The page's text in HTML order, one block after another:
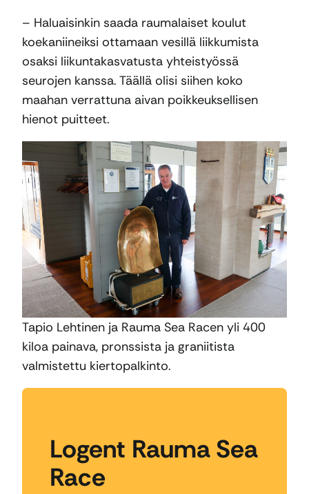
– Haluaisinkin saada raumalaiset koulut
koekaniineiksi ottamaan vesillä liikkumista
osaksi liikuntakasvatusta yhteistyössä
seurojen kanssa. Täällä olisi siihen koko
maahan verrattuna aivan poikkeuksellisen
hienot puitteet.
Tapio Lehtinen ja Rauma Sea Racen yli 400
kiloa painava, pronssista ja graniitista
valmistettu kiertopalkinto.
Logent Rauma Sea
Race